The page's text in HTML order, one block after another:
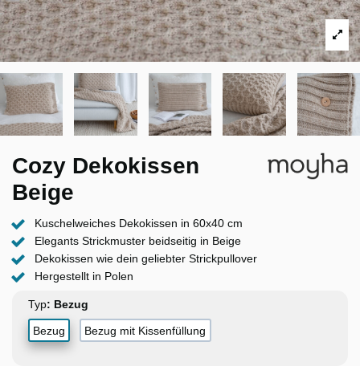
Cozy Dekokissen
Beige
Kuschelweiches Dekokissen in 60x40 cm
Elegants Strickmuster beidseitig in Beige
Dekokissen wie dein geliebter Strickpullover
Hergestellt in Polen
Typ
Bezug Bezug mit Kissenfüllung